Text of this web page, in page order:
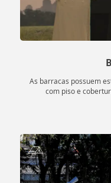
As barracas possuem
com piso e